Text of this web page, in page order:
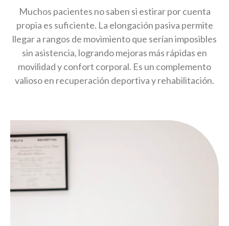
Muchos pacientes no saben si estirar por cuenta
propia es suficiente. La elongación pasiva permite
llegar a rangos de movimiento que serían imposibles
sin asistencia, logrando mejoras más rápidas en
movilidad y confort corporal. Es un complemento
valioso en recuperación deportiva y rehabilitación.